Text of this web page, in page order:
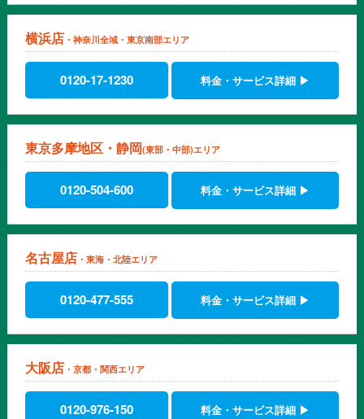
横浜店 ・神奈川全域・東京南部エリア
0120-17-1230 料金・サービス詳細 ▶
東京多摩地区・静岡(東部・中部)エリア
0120-504-600 料金・サービス詳細 ▶
名古屋店 ・東海・北陸エリア
0120-477-555 料金・サービス詳細 ▶
大阪店 ・京都・関西エリア
0120-976-150 料金・サービス詳細 ▶